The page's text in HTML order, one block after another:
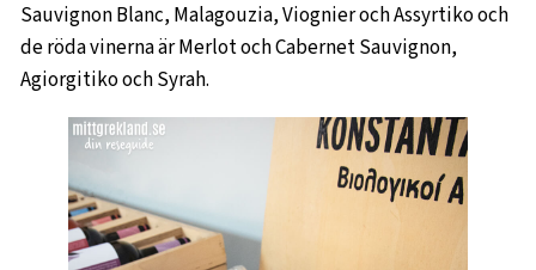
Sauvignon Blanc, Malagouzia, Viognier och Assyrtiko och
de röda vinerna är Merlot och Cabernet Sauvignon,
Agiorgitiko och Syrah.